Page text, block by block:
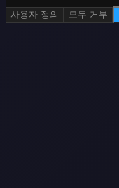
사용자 정의 모두 거부